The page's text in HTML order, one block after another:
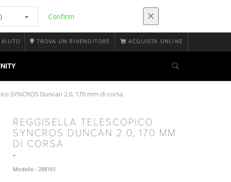
Confirm
TROVA UN RIVENDITORE ACQUISTA ONLINE
SYNCROS Duncan 2.0, 170 mm di corsa
REGGISELLA TELESCOPICO
SYNCROS DUNCAN 2.0, 170 MM
DI CORSA
Modello : 288161